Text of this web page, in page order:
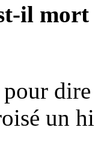
il mort
un